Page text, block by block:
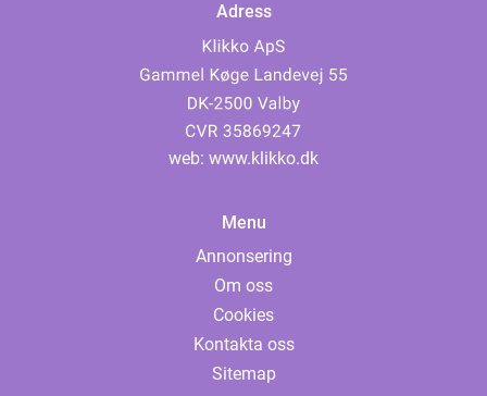
Adress
web: www.klikko.dk
Menu
Annonsering
Om oss
Cookies
Kontakta oss
Sitemap